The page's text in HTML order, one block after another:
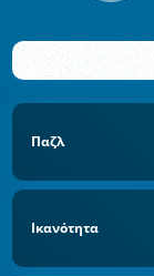
Παζλ
Ικανότητα